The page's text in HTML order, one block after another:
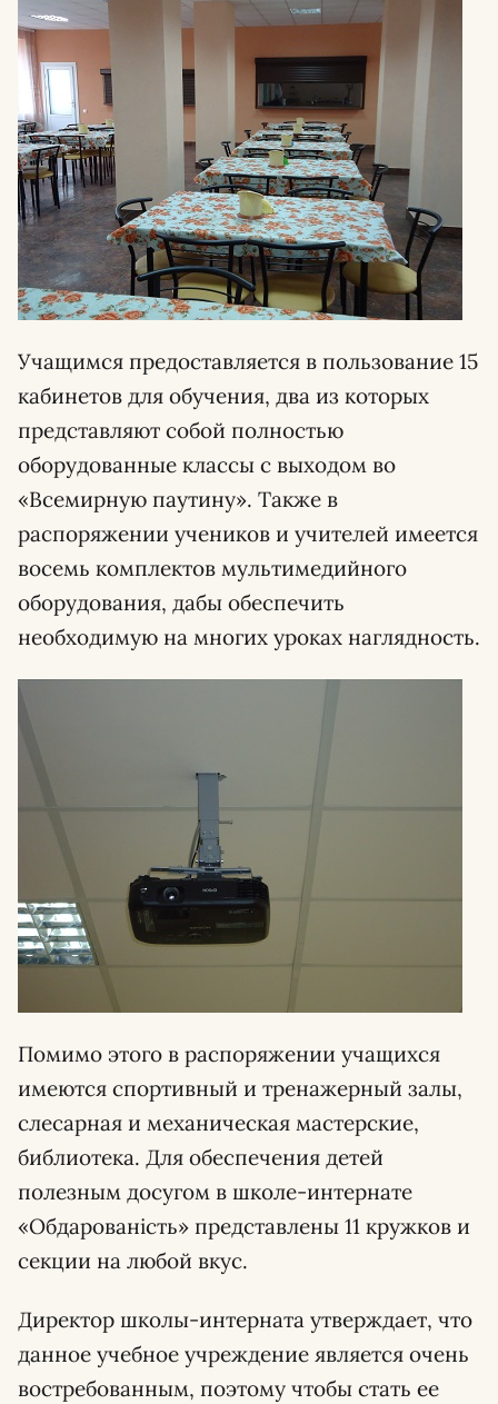
Учащимся предоставляется в пользование 15
кабинетов для обучения, два из которых
представляют собой полностью
оборудованные классы с выходом во
«Всемирную паутину». Также в
распоряжении учеников и учителей имеется
восемь комплектов мультимедийного
оборудования, дабы обеспечить
необходимую на многих уроках наглядность.
Помимо этого в распоряжении учащихся
имеются спортивный и тренажерный залы,
слесарная и механическая мастерские,
библиотека. Для обеспечения детей
полезным досугом в школе-интернате
«Обдарованість» представлены 11 кружков и
секции на любой вкус.
Директор школы-интерната утверждает, что
данное учебное учреждение является очень
востребованным, поэтому чтобы стать ее